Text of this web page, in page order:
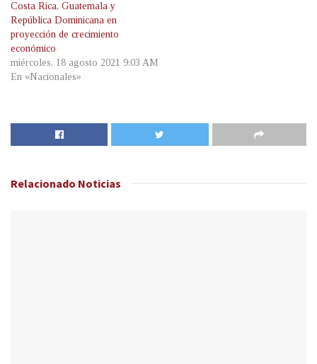
Costa Rica, Guatemala y
República Dominicana en
proyección de crecimiento
económico
miércoles, 18 agosto 2021 9:03 AM
En «Nacionales»
Relacionado Noticias